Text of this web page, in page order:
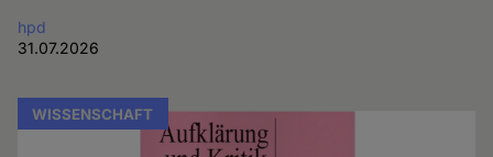
hpd
31.07.2026
WISSENSCHAFT